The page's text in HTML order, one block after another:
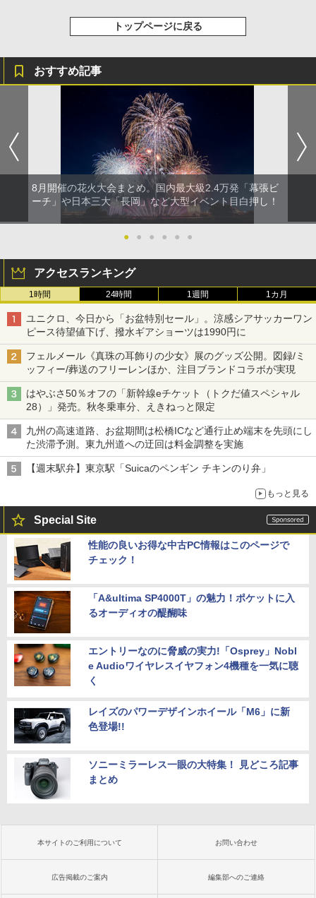
￥2,479
ァキア 2026～2027 地球の歩き方A ヨーロッ
￥2,277
[キャンパーズコレクション 山善] 傘みたいに
ーティング フルクローズ メッシュ 3-4人用
￥9,990
[キャンパーズコレクション 山善] 傘みたいに
広げるだけ パッとサッとテント キューブワ
イド ブラックコーティング フルクローズ メ
ッシュ 4人用 簡単設置 ポップアップテント P
ATCW-150B エクルベージュ
￥-
可能 安全ロック付き 高安全性 金属製耐久 コ
ンパクト多機能設計 持ち運び便利 アウトド
熊撃退スプレー 熊よけスプレー 熊スプレー
【日本企業販売】超強力クマ対策スプレー 30
0ml（連続噴射30秒）110ml（連続噴射15
秒）射程5～10m 安全ロック搭載 携帯収納袋
付き ヒグマ・イノシシ対策 自治体・教育機
関の購入実績 登山・キャンプ・アウトドア・
防災用品 長期保存可能 緊急時用 日本国内発
送
￥3,680
トップページに戻る
おすすめ記事
8月開催の花火大会まとめ。国内最大級2.4万発「幕張ビ
ーチ」や日本三大「長岡」など大型イベント目白押し！
● ● ● ● ● ●
アクセスランキング
1時間 24時間 1週間 1カ月
ユニクロ、今日から「お盆特別セール」。涼感シアサッカーワン
ピース待望値下げ、撥水ギアショーツは1990円に
フェルメール《真珠の耳飾りの少女》展のグッズ公開。図録/ミ
ッフィー/葬送のフリーレンほか、注目ブランドコラボが実現
はやぶさ50％オフの「新幹線eチケット（トクだ値スペシャル
28）」発売。秋冬乗車分、えきねっと限定
九州の高速道路、お盆期間は松橋ICなど通行止め端末を先頭にし
た渋滞予測。東九州道への迂回は料金調整を実施
【週末駅弁】東京駅「Suicaのペンギン チキンのり弁」
もっと見る
Special Site
性能の良いお得な中古PC情報はこのページで
チェック！
「A&ultima SP4000T」の魅力！ポケットに入
るオーディオの醍醐味
エントリーなのに脅威の実力!「Osprey」Nobl
e Audioワイヤレスイヤフォン4機種を一気に聴
く
レイズのパワーデザインホイール「M6」に新
色登場!!
ソニーミラーレス一眼の大特集！ 見どころ記事
まとめ
本サイトのご利用について お問い合わせ
広告掲載のご案内 編集部へのご連絡